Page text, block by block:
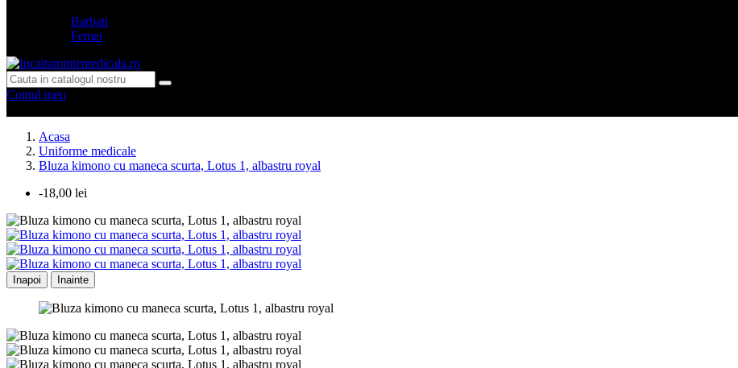
Barbati
Femei
Contul meu
Acasa
Uniforme medicale
Bluza kimono cu maneca scurta, Lotus 1, albastru royal
-18,00 lei
Inapoi Inainte